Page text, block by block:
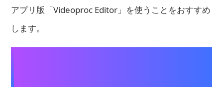
アプリ版「Videoproc Editor」を使うことをおすすめ
します。